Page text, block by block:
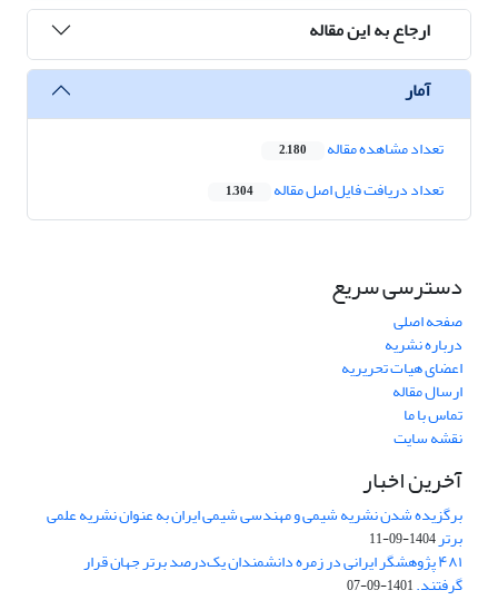
ارجاع به این مقاله
آمار
تعداد مشاهده مقاله 2,180
تعداد دریافت فایل اصل مقاله 1,304
دسترسی سریع
صفحه اصلی
درباره نشریه
اعضای هیات تحریریه
ارسال مقاله
تماس با ما
نقشه سایت
آخرین اخبار
برگزیده شدن نشریه شیمی و مهندسی شیمی ایران به عنوان نشریه علمی
برتر1404-09-11
۴۸۱ پژوهشگر ایرانی در زمره دانشمندان یک‌درصد برتر جهان قرار
گرفتند.1401-09-07